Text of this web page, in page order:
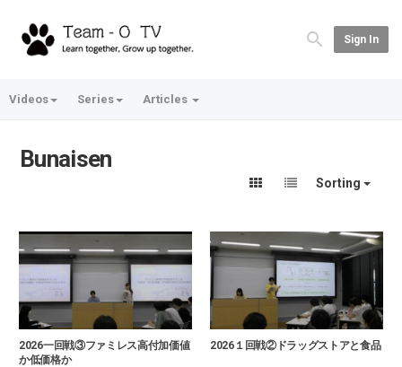
Sign In
Videos Series Articles
Bunaisen
Sorting
2026一回戦③ファミレス高付加価値
か低価格か
2026１回戦②ドラッグストアと食品